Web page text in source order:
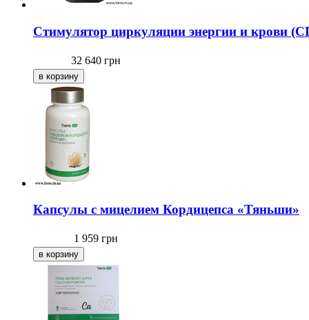
Стимулятор циркуляции энергии и крови
32 640 грн
Капсулы с мицелием Кордицепса «Тяньши»
1 959 грн